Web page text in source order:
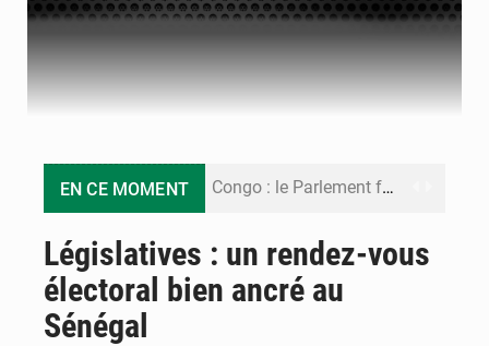
EN CE MOMENT Congo : le Parlement formule 28 recommandations sur le Cadre budgétaire 2027-2029
Législatives : un rendez-vous
électoral bien ancré au
Sénégal